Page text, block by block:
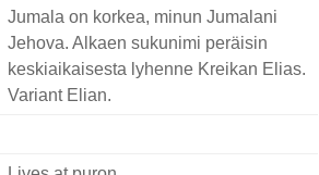
Jumala on korkea, minun Jumalani
Jehova. Alkaen sukunimi peräisin
keskiaikaisesta lyhenne Kreikan Elias.
Variant Elian.